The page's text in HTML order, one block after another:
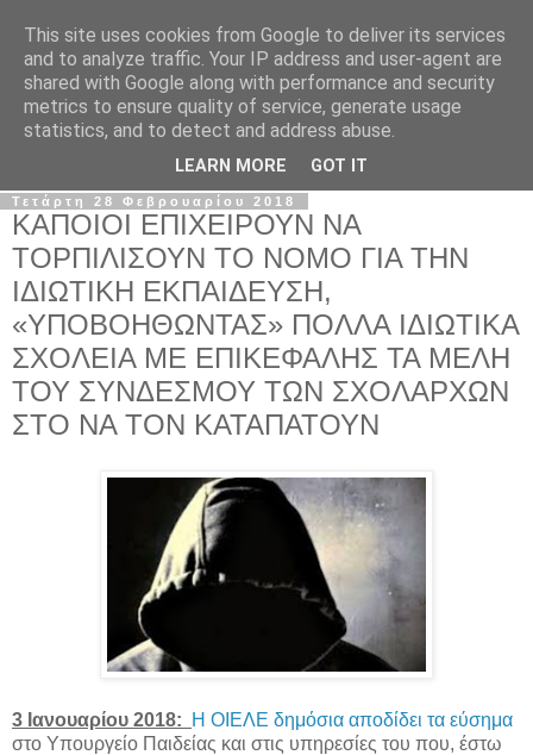
Σ.Ι.Ε.Λ.Β.Ε.
Ο επίσημος ιστότοπος του Συλλόγου Ιδιωτικών
Εκπαιδευτικών Λειτουργών Βόρειας Ελλάδας
Τετάρτη 28 Φεβρουαρίου 2018
ΚΑΠΟΙΟΙ ΕΠΙΧΕΙΡΟΥΝ ΝΑ
ΤΟΡΠΙΛΙΣΟΥΝ ΤΟ ΝΟΜΟ ΓΙΑ ΤΗΝ
ΙΔΙΩΤΙΚΗ ΕΚΠΑΙΔΕΥΣΗ,
«ΥΠΟΒΟΗΘΩΝΤΑΣ» ΠΟΛΛΑ ΙΔΙΩΤΙΚΑ
ΣΧΟΛΕΙΑ ΜΕ ΕΠΙΚΕΦΑΛΗΣ ΤΑ ΜΕΛΗ
ΤΟΥ ΣΥΝΔΕΣΜΟΥ ΤΩΝ ΣΧΟΛΑΡΧΩΝ
ΣΤΟ ΝΑ ΤΟΝ ΚΑΤΑΠΑΤΟΥΝ
3 Ιανουαρίου 2018:
Η ΟΙΕΛΕ δημόσια αποδίδει τα εύσημα
στο Υπουργείο Παιδείας και στις υπηρεσίες του που, έστω
This site uses cookies from Google to deliver its services
and to analyze traffic. Your IP address and user-agent are
shared with Google along with performance and security
metrics to ensure quality of service, generate usage
statistics, and to detect and address abuse.
LEARN MORE GOT IT